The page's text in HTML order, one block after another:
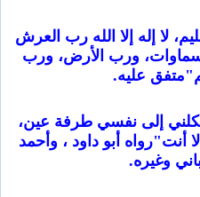
لا إله إلا الله رب العرش
السماوات، ورب الأرض، ورب
عليه.
تكلني إلى نفسي طرفة عين،
أنت"رواه أبو داود ، وأحمد
وغيره.